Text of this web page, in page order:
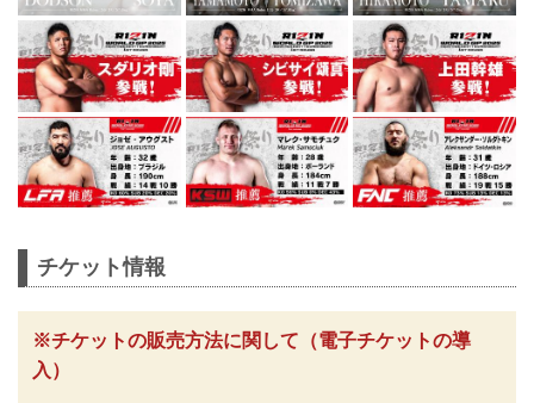
チケット情報
※チケットの販売方法に関して（電子チケットの導
入）